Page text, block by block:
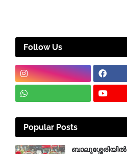
Follow Us
Popular Posts
ബാലുശ്ശേരിയിൽ